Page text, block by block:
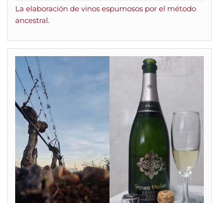
La elaboración de vinos espumosos por el método
ancestral.